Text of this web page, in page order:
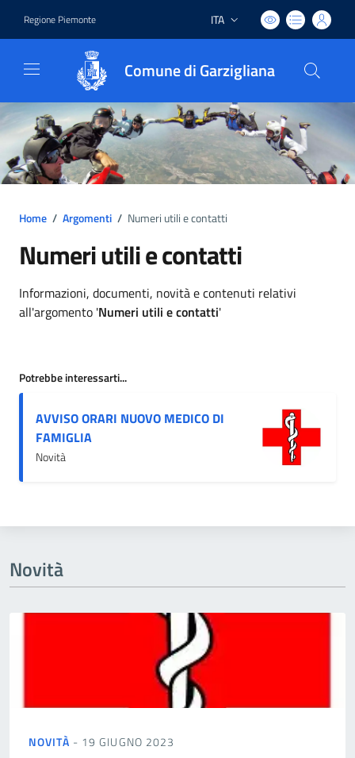
Regione Piemonte Lingua attiva:
ITA
Comune di Garzigliana
Home / Argomenti / Numeri utili e contatti
Numeri utili e contatti
Dettagli argomento
Informazioni, documenti, novità e contenuti relativi
all'argomento 'Numeri utili e contatti'
Potrebbe interessarti...
AVVISO ORARI NUOVO MEDICO DI
FAMIGLIA
Novità
Novità
NOVITÀ - 19 GIUGNO 2023